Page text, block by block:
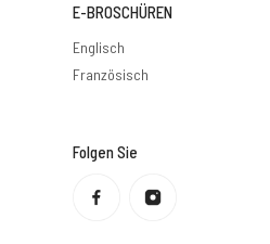
E-BROSCHÜREN
Englisch
Französisch
Folgen Sie
Datenschutzbestimmungen
Rückerstattungsrichtlinie